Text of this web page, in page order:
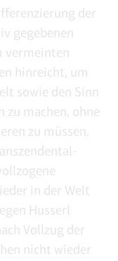
der
gegebenen
vermeinten
hinreicht, um
sowie den Sinn
zu machen, ohne
zu müssen.
in der Welt
Husserl
Vollzug der
nicht wieder